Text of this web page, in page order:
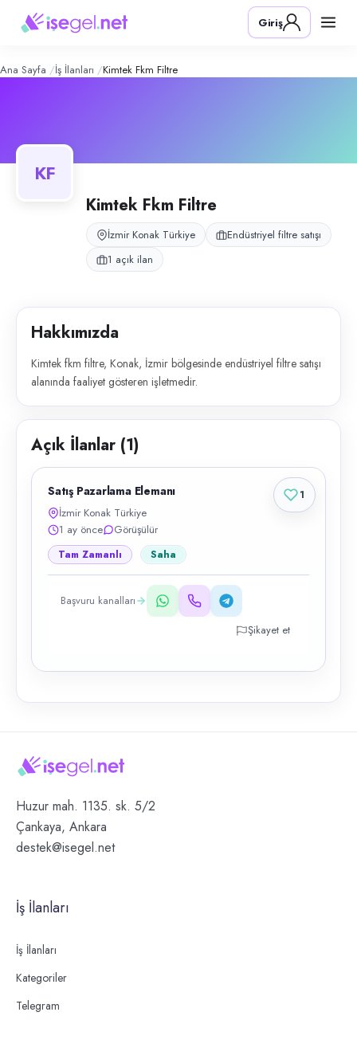
fkm filtre – Şirket Profili
Konum:
Kimtek fkm filtre, Konak, İzmir bölgesinde endüstriyel filtre satışı
Giriş
Ana Sayfa İş İlanları Kimtek Fkm Filtre
KF
Kimtek Fkm Filtre
İzmir Konak Türkiye
Endüstriyel filtre satışı
1 açık ilan
Hakkımızda
Kimtek fkm filtre, Konak, İzmir bölgesinde endüstriyel filtre satışı
alanında faaliyet gösteren işletmedir.
Açık İlanlar (1)
Satış Pazarlama Elemanı
İzmir Konak Türkiye
1 ay önce
Görüşülür
Tam Zamanlı Saha
Başvuru kanalları
Şikayet et
1
Huzur mah. 1135. sk. 5/2
Çankaya, Ankara
destek@isegel.net
İş İlanları
İş İlanları
Kategoriler
Telegram